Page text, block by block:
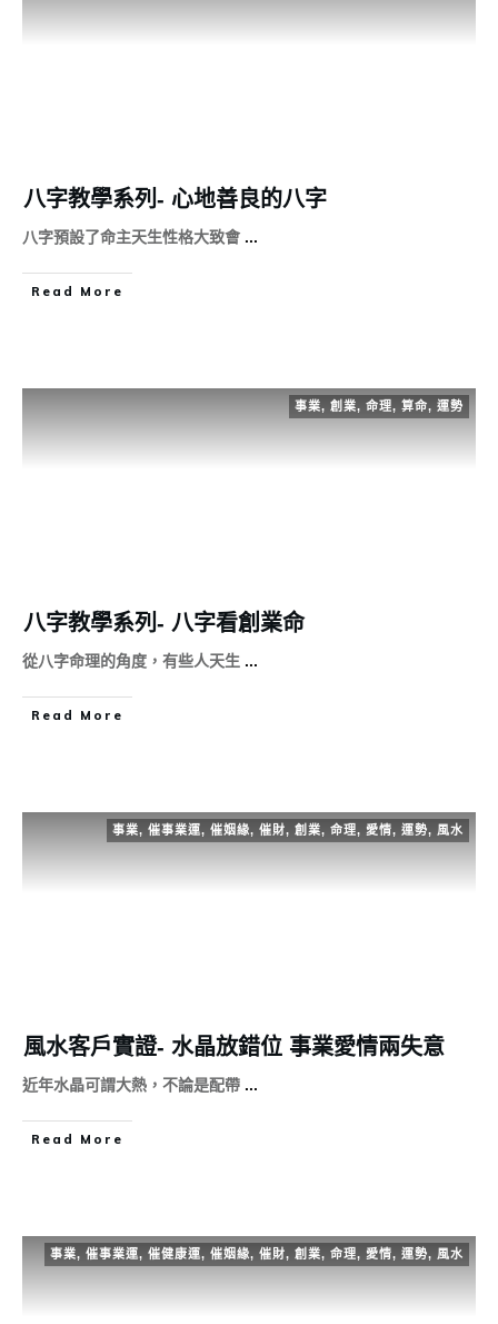
八字教學系列- 心地善良的八字
八字預設了命主天生性格大致會 ...
Read More
事業, 創業, 命理, 算命, 運勢
八字教學系列- 八字看創業命
從八字命理的角度，有些人天生 ...
Read More
事業, 催事業運, 催姻緣, 催財, 創業, 命理, 愛情, 運勢, 風水
風水客戶實證- 水晶放錯位 事業愛情兩失意
近年水晶可謂大熱，不論是配帶 ...
Read More
事業, 催事業運, 催健康運, 催姻緣, 催財, 創業, 命理, 愛情, 運勢, 風水